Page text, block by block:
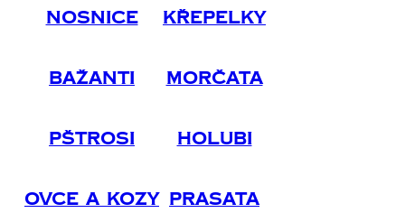
Nosnice Křepelky
Bažanti Morčata
Pštrosi Holubi
Ovce A Kozy Prasata